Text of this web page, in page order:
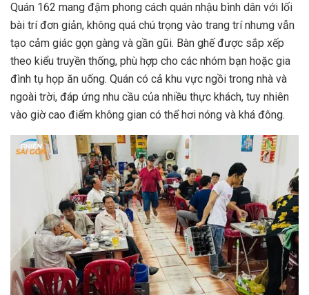
Quán 162 mang đậm phong cách quán nhậu bình dân với lối
bài trí đơn giản, không quá chú trọng vào trang trí nhưng vẫn
tạo cảm giác gọn gàng và gần gũi. Bàn ghế được sắp xếp
theo kiểu truyền thống, phù hợp cho các nhóm bạn hoặc gia
đình tụ họp ăn uống. Quán có cả khu vực ngồi trong nhà và
ngoài trời, đáp ứng nhu cầu của nhiều thực khách, tuy nhiên
vào giờ cao điểm không gian có thể hơi nóng và khá đông.